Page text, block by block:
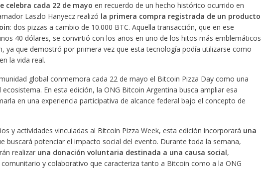
celebra cada 22 de mayo en recuerdo de un hecho histórico ocurrido en
Laszlo Hanyecz realizó la primera compra registrada de un producto
: dos pizzas a cambio de 10.000 BTC. Aquella transacción, que en ese
40 dólares, se convirtió con los años en uno de los hitos más emblemáticos
ya que demostró por primera vez que esta tecnología podía utilizarse como
la vida real.
global conmemora cada 22 de mayo el Bitcoin Pizza Day como una
En esta edición, la ONG Bitcoin Argentina busca ampliar esa
en una experiencia participativa de alcance federal bajo el concepto de
y actividades vinculadas al Bitcoin Pizza Week, esta edición incorporará una
buscará potenciar el impacto social del evento. Durante toda la semana,
realizar una donación voluntaria destinada a una causa social,
y colaborativo que caracteriza tanto a Bitcoin como a la ONG